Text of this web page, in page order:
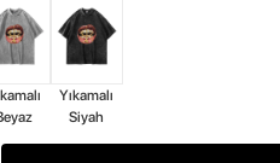
Yıkamalı
Siyah